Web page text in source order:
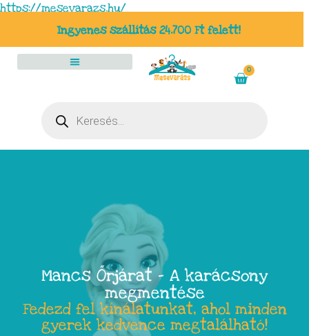
https://mesevarazs.hu/
Ingyenes szállítás 24.700 Ft felett!
0
Mancs Őrjárat – A karácsony
megmentése
Fedezd fel kínálatunkat, ahol minden
gyerek kedvence megtalálható!